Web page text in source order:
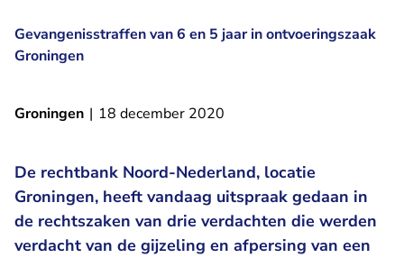
Gevangenisstraffen van 6 en 5 jaar in ontvoeringszaak
Groningen
Groningen | 18 december 2020
De rechtbank Noord-Nederland, locatie
Groningen, heeft vandaag uitspraak gedaan in
de rechtszaken van drie verdachten die werden
verdacht van de gijzeling en afpersing van een